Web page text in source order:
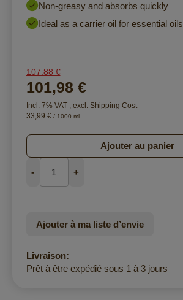
Non-greasy and absorbs quickly
Ideal as a carrier oil for essential oils
107,88 €
101,98 €
Incl. 7% VAT excl. Shipping Cost
33,99 €/ 1000 ml
Ajouter au panier
- +
Ajouter à ma liste d’envie
Livraison:
Prêt à être expédié sous 1 à 3 jours